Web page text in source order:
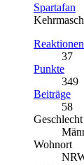
Spartafan
Reaktionen
37
Punkte
349
Beiträge
58
Geschlecht
Wohnort